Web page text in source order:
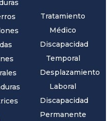
Tratamiento
Médico
Discapacidad
Temporal
Desplazamiento
Laboral
Discapacidad
Permanente